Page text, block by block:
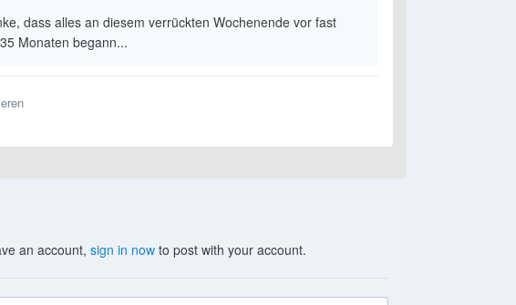
dass alles an diesem verrückten Wochenende vor fast
Monaten begann...
an account, sign in now to post with your account.